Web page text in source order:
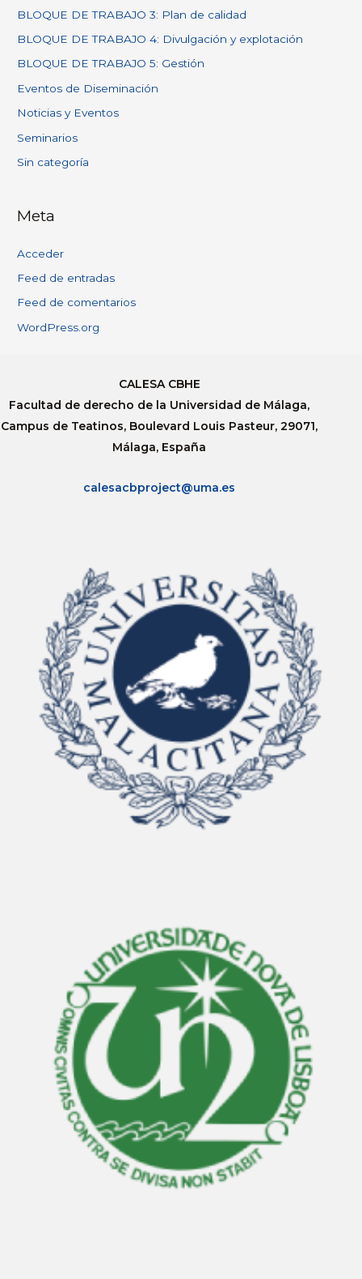
BLOQUE DE TRABAJO 3: Plan de calidad
BLOQUE DE TRABAJO 4: Divulgación y explotación
BLOQUE DE TRABAJO 5: Gestión
Eventos de Diseminación
Noticias y Eventos
Seminarios
Sin categoría
Meta
Acceder
Feed de entradas
Feed de comentarios
WordPress.org
CALESA CBHE
Facultad de derecho de la Universidad de Málaga,
Campus de Teatinos, Boulevard Louis Pasteur, 29071,
Málaga, España
calesacbproject@uma.es